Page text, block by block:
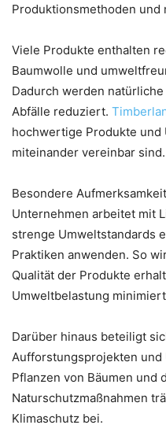
Produktionsmethoden und
Viele Produkte enthalten
Baumwolle und
Dadurch werden
Abfälle reduziert.
hochwertige Produkte und
miteinander vereinbar sind.
Besondere
Unternehmen arbeitet mit
strenge Umweltstandards
Praktiken anwenden. So
Qualität der Produkte
Umweltbelastung
Darüber hinaus beteiligt
Aufforstungsprojekten
Pflanzen von Bäumen und
Naturschutzmaßnahmen
Klimaschutz bei.